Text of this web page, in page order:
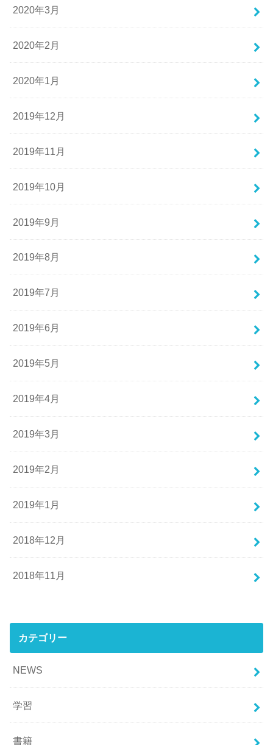
2020年3月
2020年2月
2020年1月
2019年12月
2019年11月
2019年10月
2019年9月
2019年8月
2019年7月
2019年6月
2019年5月
2019年4月
2019年3月
2019年2月
2019年1月
2018年12月
2018年11月
カテゴリー
NEWS
学習
書籍